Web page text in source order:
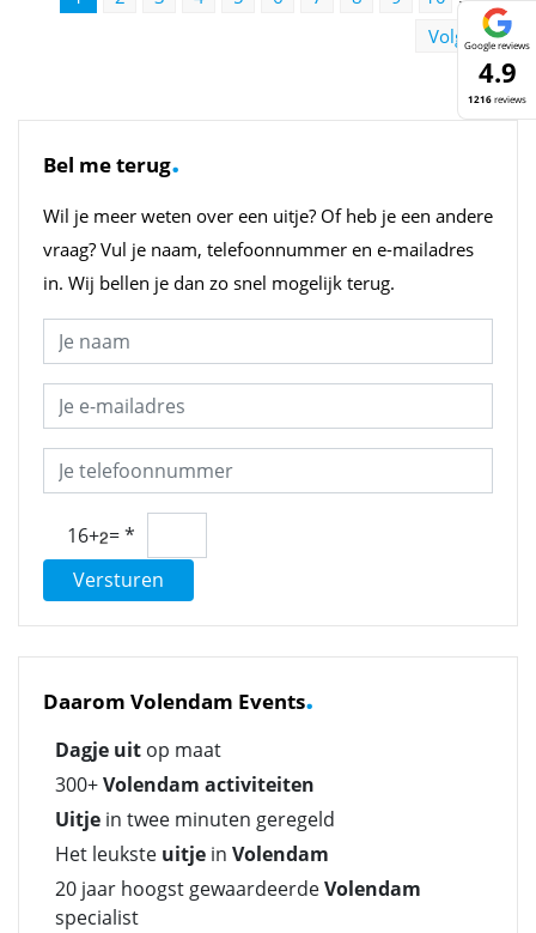
Volgende
Bel me terug.
Wil je meer weten over een uitje? Of heb je een andere
vraag? Vul je naam, telefoonnummer en e-mailadres
in. Wij bellen je dan zo snel mogelijk terug.
16+ =*
Versturen
Daarom Volendam Events.
Dagje uit op maat
300+Volendam activiteiten
Uitje in twee minuten geregeld
Het leukste uitje in Volendam
20 jaar hoogst gewaardeerdeVolendam
specialist
Google reviews
4.9
1216reviews